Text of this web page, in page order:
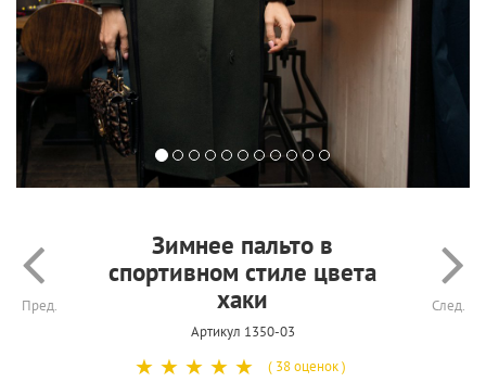
Пред.
Зимнее пальто в
спортивном стиле цвета
хаки
Артикул 1350-03
След.
☆
☆
☆
☆
☆ ( 38 оценок )